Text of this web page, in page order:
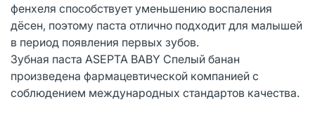
фенхеля способствует уменьшению воспаления
дёсен, поэтому паста отлично подходит для малышей
в период появления первых зубов.
Зубная паста ASEPTA BABY Спелый банан
произведена фармацевтической компанией с
соблюдением международных стандартов качества.